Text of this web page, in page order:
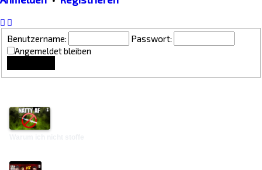
Benutzername:
Passwort:
Angemeldet bleiben